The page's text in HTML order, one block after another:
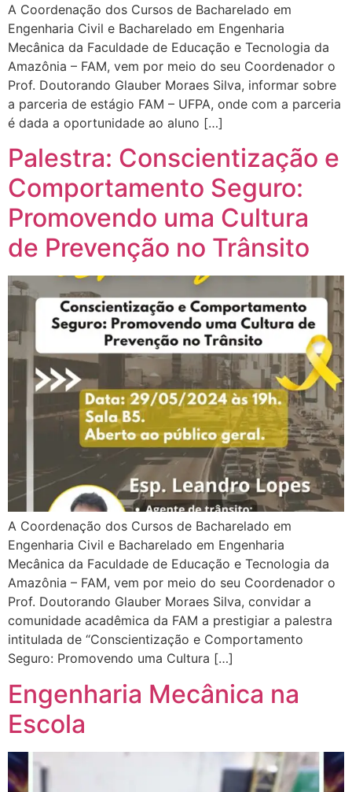
A Coordenação dos Cursos de Bacharelado em
Engenharia Civil e Bacharelado em Engenharia
Mecânica da Faculdade de Educação e Tecnologia da
Amazônia – FAM, vem por meio do seu Coordenador o
Prof. Doutorando Glauber Moraes Silva, informar sobre
a parceria de estágio FAM – UFPA, onde com a parceria
é dada a oportunidade ao aluno […]
Palestra: Conscientização e
Comportamento Seguro:
Promovendo uma Cultura
de Prevenção no Trânsito
A Coordenação dos Cursos de Bacharelado em
Engenharia Civil e Bacharelado em Engenharia
Mecânica da Faculdade de Educação e Tecnologia da
Amazônia – FAM, vem por meio do seu Coordenador o
Prof. Doutorando Glauber Moraes Silva, convidar a
comunidade acadêmica da FAM a prestigiar a palestra
intitulada de “Conscientização e Comportamento
Seguro: Promovendo uma Cultura […]
Engenharia Mecânica na
Escola